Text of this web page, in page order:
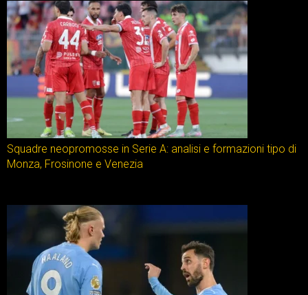
Squadre neopromosse in Serie A: analisi e formazioni tipo di
Monza, Frosinone e Venezia